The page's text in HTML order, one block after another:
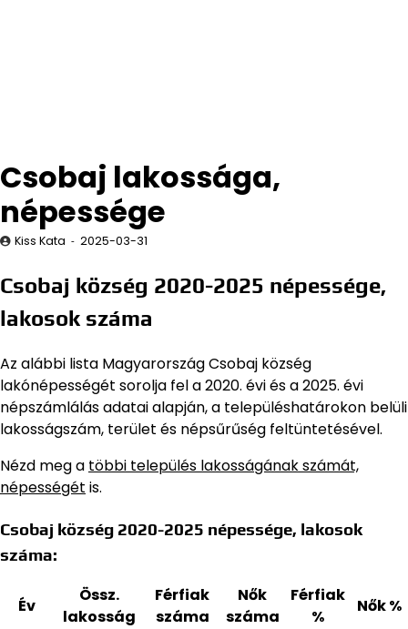
Csobaj lakossága,
népessége
Kiss Kata 2025-03-31
Csobaj község 2020-2025 népessége,
lakosok száma
Az alábbi lista Magyarország Csobaj község
lakónépességét sorolja fel a 2020. évi és a 2025. évi
népszámlálás adatai alapján,a településhatárokon belüli
lakosságszám, terület és népsűrűség feltüntetésével.
Nézd meg a többi település lakosságának számát,
népességét is.
Csobaj község 2020-2025 népessége, lakosok
száma:
Év
Össz.
lakosság
Férfiak
száma
Nők
száma
Férfiak
%
Nők %